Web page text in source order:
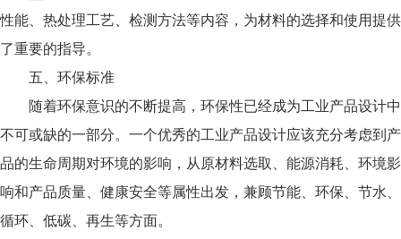
性能、热处理工艺、检测方法等内容，为材料的选择和使用提供
了重要的指导。
五、环保标准
随着环保意识的不断提高，环保性已经成为工业产品设计中
不可或缺的一部分。一个优秀的工业产品设计应该充分考虑到产
品的生命周期对环境的影响，从原材料选取、能源消耗、环境影
响和产品质量、健康安全等属性出发，兼顾节能、环保、节水、
循环、低碳、再生等方面。